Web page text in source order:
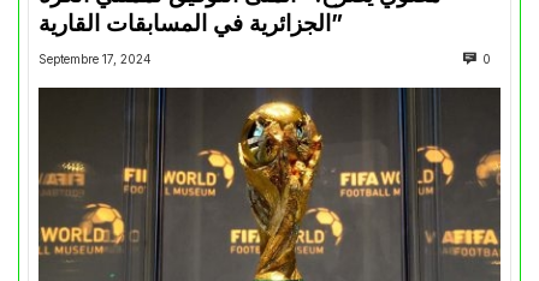
الجزائرية في المسابقات القارية”
Septembre 17, 2024 0